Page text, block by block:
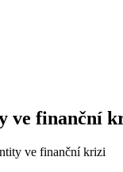
ve finanční
ve finanční krizi